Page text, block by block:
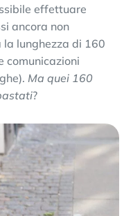
effettuare
ancora non
la lunghezza di 160
comunicazioni
Ma quei 160
?